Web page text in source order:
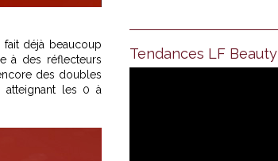
fait déjà beaucoup
à des réflecteurs
des doubles
atteignant les 0 à
Tendances LF Beauty